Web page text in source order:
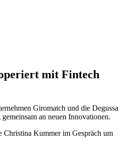
mit Fintech
Giromatch und die Degussa
an neuen Innovationen.
Christina Kummer im Gespräch um